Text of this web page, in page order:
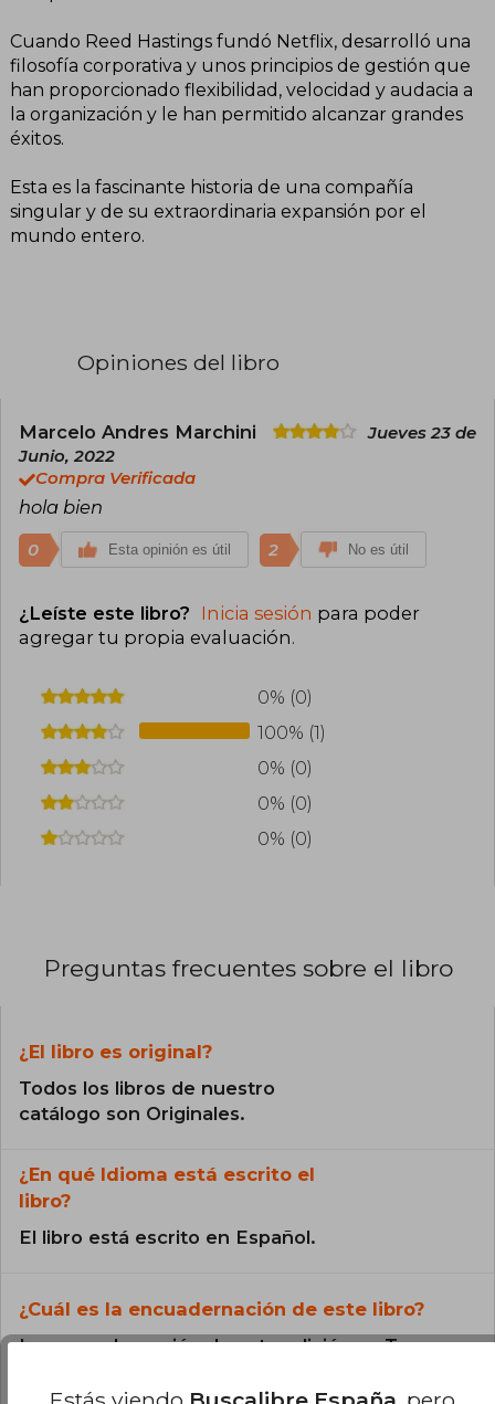
Cuando Reed Hastings fundó Netflix, desarrolló una
filosofía corporativa y unos principios de gestión que
han proporcionado flexibilidad, velocidad y audacia a
la organización y le han permitido alcanzar grandes
éxitos.
Esta es la fascinante historia de una compañía
singular y de su extraordinaria expansión por el
mundo entero.
Opiniones del libro
Marcelo Andres Marchini
Jueves 23 de
Junio, 2022
Compra Verificada
hola bien
0 Esta opinión es útil 2 No es útil
¿Leíste este libro? Inicia sesión para poder
agregar tu propia evaluación.
0% (0)
100% (1)
0% (0)
0% (0)
0% (0)
Preguntas frecuentes sobre el libro
¿El libro es original?
Todos los libros de nuestro
catálogo son Originales.
¿En qué Idioma está escrito el
libro?
El libro está escrito en Español.
¿Cuál es la encuadernación de este libro?
La encuadernación de esta edición es Tapa